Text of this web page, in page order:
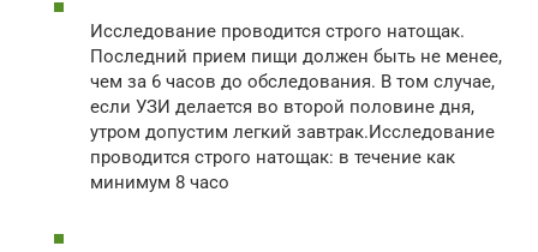
Исследование проводится строго натощак.
Последний прием пищи должен быть не менее,
чем за 6 часов до обследования. В том случае,
если УЗИ делается во второй половине дня,
утром допустим легкий завтрак.Исследование
проводится строго натощак: в течение как
минимум 8 часо